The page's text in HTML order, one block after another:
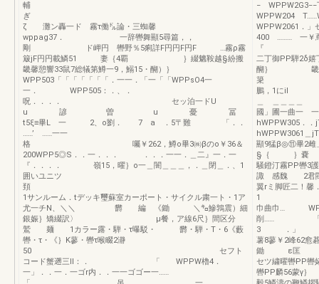
輔
ぎ
ζ 灘ン轟一ド 霧τ働㌦論・三蜘馨
wppag37． 一辞轡舞顯5尋篇，，
剛 ド岬円 轡野％5痢詳F円円F円F …霧ρ霧
簸jF円円載鱗51 妻｛4覇 ｝綴魑鞍越§紛搬
畿馨憩響33鼠7総犠第鱒一9，鰯15・醐）｝
WPP503「「「「「「「．一一．「一「「WPPsO4一
一． WPP505：．、．
呪．．．． セッ泊一ドU
u 諺 曽 u 憂 冨
t5ξ≡畢L 一 2、o劉． 7 a ．5〒難 「．．
……’ ……一一
格 囑￥262，鱒o畢3㈱βのo￥36＆
200WPP5◎S．．一．．． ．．．一一．＿二』一．一
『．．．． 嶺15，曜｝o一＿闇＿＿＿，．＿閉＿．、1
囲いユニツ
頚
1サンルーム．tデッキ璽蘇室カーポート・サイクル粛一ト・1ア
尤一チN、＼＼ 欝 編 《鋤 ＼㌔鰺鶉震）細
銀娠｝矯綴訳〉 μ餐，ア線6尺｝間区分
鷲 麺 1カラー露・騨・τ曝駁・ 欝・騨・T・6《藪
轡・τ・《｝K蓼・轡τ喉畷2瀞
50 セフト
コード蟹遡三ll：． 「 WPPW櫓4．
一」．．一．一ゴr内．．一一ゴゴー一……
−
WPPW204
WPPW2061．
400 ………
『 ｛9難
二丁御PP騨2δ嬉
醐｝ 畿等
簗 子聯峨繊
鵬，1にil
國」圃一曲
hWPPW3061
顯9猛β◎⑪
§｛ ｝嚢 1轡
騒鐙汀霧
諏 感魏 2君閥
翼rミ脚匠
1 ゴ…
巾曲巾…
削…… 「巾曲
3 ．」 ”
薯8蓼￥2峰62愈
鋤
セツ繍曜轡PP
轡PP麟56蒙